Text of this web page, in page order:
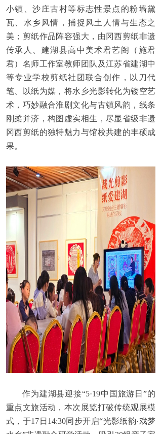
小镇、沙庄古村等标志性景点的粉墙黛
瓦、水乡风情，捕捉风土人情与生态之
美；剪纸作品阵容强大，由冈西剪纸非遗
传承人、建湖县高中美术君艺阁（施君
君）名师工作室教师团队及江苏省建湖中
等专业学校剪纸社团联合创作，以刀代
笔、以纸为媒，将水乡光影转化为镂空艺
术，巧妙融合淮剧文化与古镇风韵，线条
刚柔并济，构图虚实相生，尽显省级非遗
冈西剪纸的独特魅力与馆校共建的丰硕成
果。
作为建湖县迎接“5·19中国旅游日”的
重点文旅活动，本次展览打破传统观展模
式，于17日14:30同步开启“光影纸韵·戏梦